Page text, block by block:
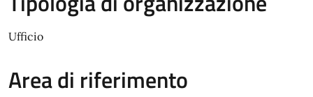
Ufficio
Area di riferimento